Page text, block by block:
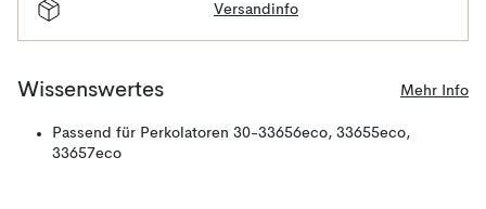
Versandinfo
Wissenswertes Mehr Info
Passend für Perkolatoren 30-33656eco, 33655eco,
33657eco